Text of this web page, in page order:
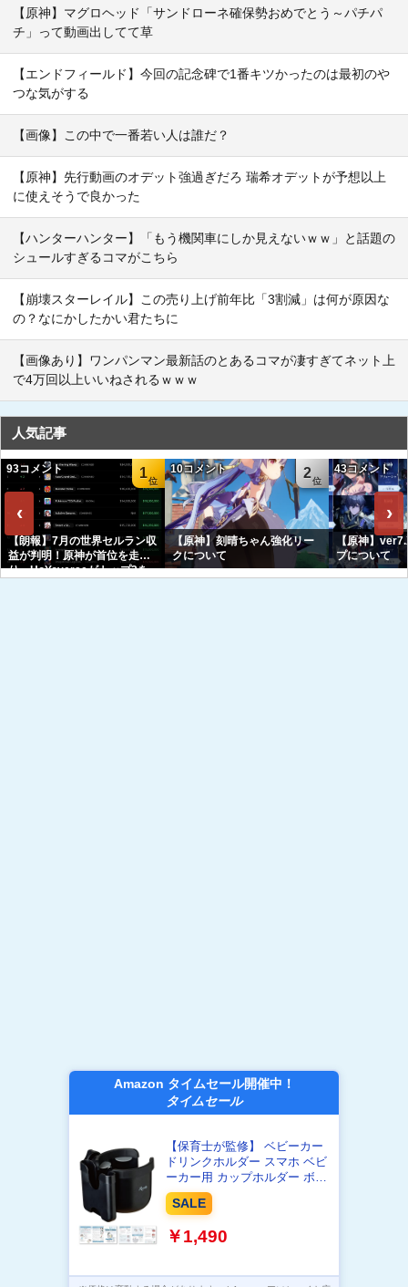
【原神】マグロヘッド「サンドローネ確保勢おめでとう～パチパ
チ」って動画出してて草
【エンドフィールド】今回の記念碑で1番キツかったのは最初のや
つな気がする
【画像】この中で一番若い人は誰だ？
【原神】先行動画のオデット強過ぎだろ 瑞希オデットが予想以上
に使えそうで良かった
【ハンターハンター】「もう機関車にしか見えないｗｗ」と話題の
シュールすぎるコマがこちら
【崩壊スターレイル】この売り上げ前年比「3割減」は何が原因な
の？なにかしたかい君たちに
【画像あり】ワンパンマン最新話のとあるコマが凄すぎてネット上
で4万回以上いいねされるｗｗｗ
人気記事
‹
1
93コメント
【朗報】7月の世界セルラン収
益が判明！原神が首位を走
り、HoYoverseがトップ3を
2
10コメント
【原神】刻晴ちゃん強化リー
クについて
43コメント
【原神】
プについて
›
Amazon タイムセール開催中！
タイムセール
【保育士が監修】 ベビーカー
ドリンクホルダー スマホ ベビ
ーカー用 カップホルダー ボト
ルホルダー ドリンク ホルダー
クリップ スタンド
SALE
￥1,490